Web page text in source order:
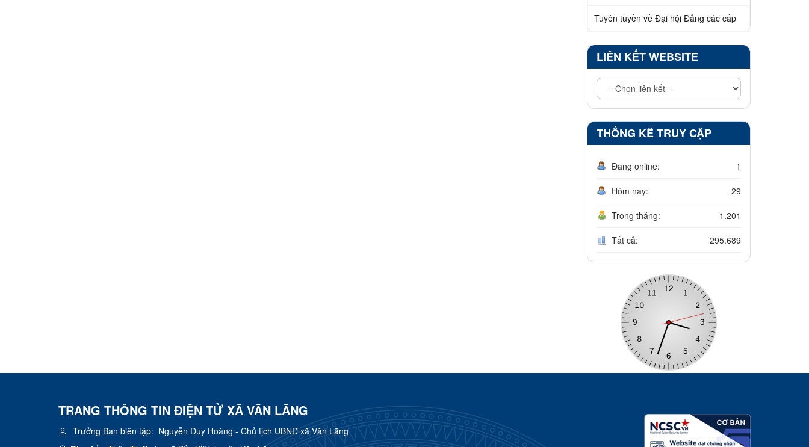
Tuyên tuyền về Đại hội Đảng các cấp
LIÊN KẾT WEBSITE
THỐNG KÊ TRUY CẬP
Đang online: 1
Hôm nay: 29
Trong tháng: 1.201
Tất cả: 295.689
TRANG THÔNG TIN ĐIỆN TỬ XÃ VĂN LÃNG
Trưởng Ban biên tập: Nguyễn Duy Hoàng - Chủ tịch UBND xã Văn Lãng